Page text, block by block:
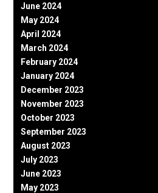
June 2024
May 2024
April 2024
March 2024
February 2024
January 2024
December 2023
November 2023
October 2023
September 2023
August 2023
July 2023
June 2023
May 2023